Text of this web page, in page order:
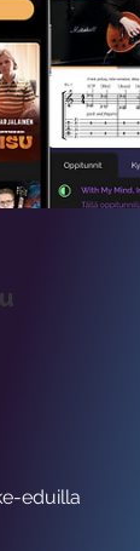
Ilmaiseksi
saat koko
ajaksi.
eduilla